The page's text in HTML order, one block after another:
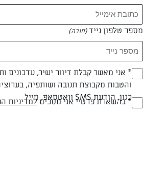
קרואסון גבינה מלוח
מספר טלפון נייד(חובה)
Opt_In
(חובה)
* אני מאשר קבלת דיוור ישיר, עדכונים
והטבות מקבוצת תנובה ושותפיה,
כגון, הודעת SMS וואטסאפ, מייל
RegulationsApproved
* בהשארת פרטיי אני מסכיםלמדיניות